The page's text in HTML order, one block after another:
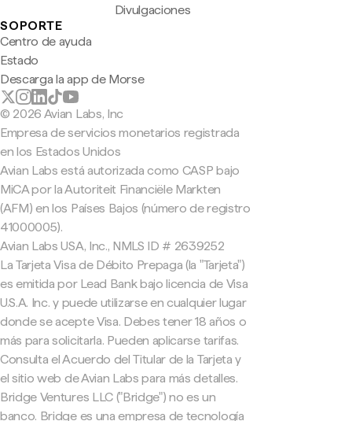
Divulgaciones
SOPORTE
Centro de ayuda
Estado
Descarga la app de Morse
© 2026 Avian Labs, Inc
Empresa de servicios monetarios registrada
en los Estados Unidos
Avian Labs está autorizada como CASP bajo
MiCA por la Autoriteit Financiële Markten
(AFM) en los Países Bajos (número de registro
41000005).
Avian Labs USA, Inc., NMLS ID # 2639252
La Tarjeta Visa de Débito Prepaga (la "Tarjeta")
es emitida por Lead Bank bajo licencia de Visa
U.S.A. Inc. y puede utilizarse en cualquier lugar
donde se acepte Visa. Debes tener 18 años o
más para solicitarla. Pueden aplicarse tarifas.
Consulta el Acuerdo del Titular de la Tarjeta y
el sitio web de Avian Labs para más detalles.
Bridge Ventures LLC ("Bridge") no es un
banco. Bridge es una empresa de tecnología